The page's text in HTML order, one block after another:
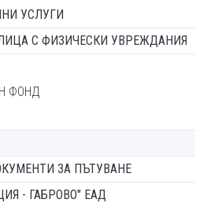
УСЛУГИ
С ФИЗИЧЕСКИ УВРЕЖДАНИЯ
ФОНД
ЗА ПЪТУВАНЕ
- ГАБРОВО" ЕАД